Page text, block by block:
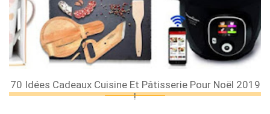
70 Idées Cadeaux Cuisine Et Pâtisserie Pour Noël 2019
!